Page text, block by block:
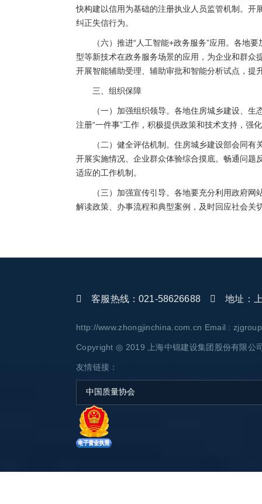
快构建以信用为基础的注册执业人员监管机制。开
纠正失信行为。
（六）推进“人工智能+政务服务”应用。各地
型等新技术在政务服务场景的应用，为企业和群众
开展智能辅助受理、辅助审批和智能分析试点，提
三、组织保障
（一）加强组织领导。各地住房城乡建设、
注册“一件事”工作，积极提供政策和技术支持，强
（二）健全评估机制。住房城乡建设部会同
开展实施情况、企业群众体验综合摸底。畅通问题
适应的工作机制。
（三）加强宣传引导。各地要充分利用政府
解读政策、办事流程和典型案例，及时回应社会关
客服热线：021-58626688 地址：上
http://www.zhongjinchina.com.cn Email :
Copyright ◎ 2019 上海中锦建设集团股份有限公
友情链接：